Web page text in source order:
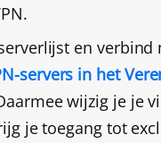
en verbind
servers in het
wijzig je je
je toegang tot